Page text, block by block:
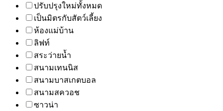
ปรับปรุงใหม่ทั้งหมด
เป็นมิตรกับสัตว์เลี้ยง
ห้องแม่บ้าน
ลิฟท์
สระว่ายน้ำ
สนามเทนนิส
สนามบาสเกตบอล
สนามสควอช
ซาวน่า